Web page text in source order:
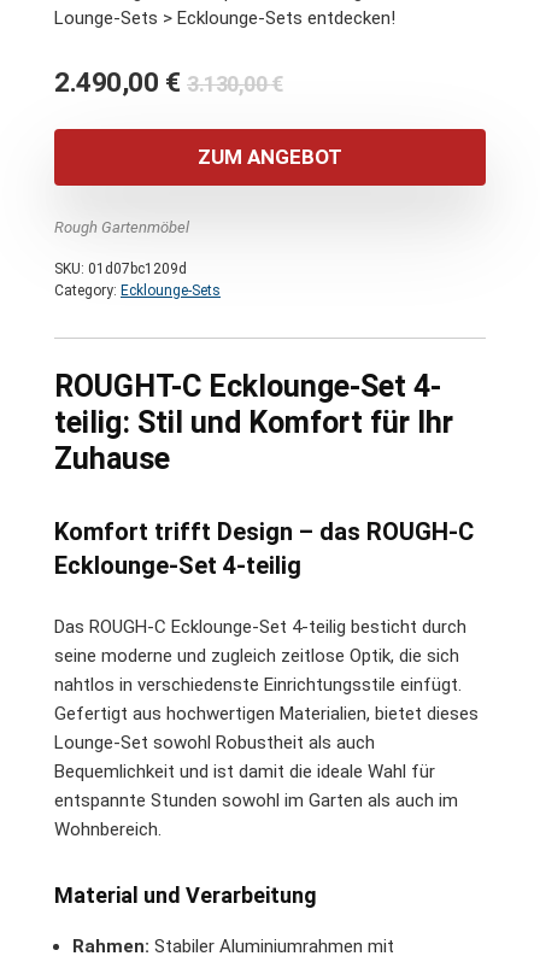
Lounge-Sets > Ecklounge-Sets entdecken!
3.130,00€Ursprünglicher
war:
3.130,00 €
2.490,00 €
Aktueller
ist:
2.490,00 €.
ZUM ANGEBOT
Rough Gartenmöbel
SKU: 01d07bc1209d
Category: Ecklounge-Sets
ROUGHT-C Ecklounge-Set 4-
teilig: Stil und Komfort für Ihr
Zuhause
Komfort trifft Design – das ROUGH-C
Ecklounge-Set 4-teilig
Das ROUGH-C Ecklounge-Set 4-teilig besticht durch
seine moderne und zugleich zeitlose Optik, die sich
nahtlos in verschiedenste Einrichtungsstile einfügt.
Gefertigt aus hochwertigen Materialien, bietet dieses
Lounge-Set sowohl Robustheit als auch
Bequemlichkeit und ist damit die ideale Wahl für
entspannte Stunden sowohl im Garten als auch im
Wohnbereich.
Material und Verarbeitung
Rahmen: Stabiler Aluminiumrahmen mit